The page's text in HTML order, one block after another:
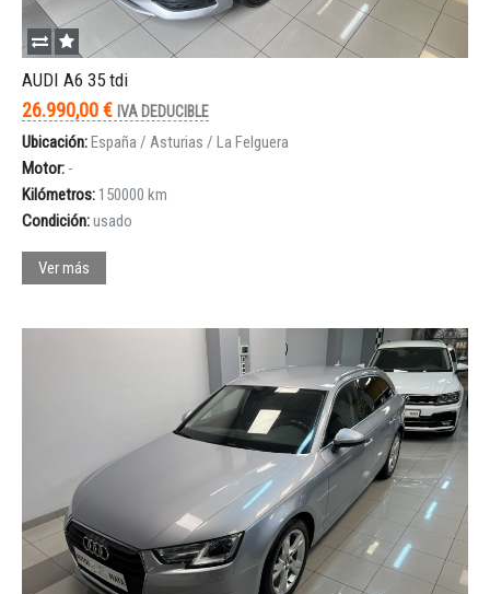
INICIAR SESIÓN
¿Ha olvidado la contraseña?
AUDI A6 35 tdi
26.990,00 € IVA DEDUCIBLE
Ubicación:España / Asturias / La Felguera
Motor: -
Kilómetros: 150000 km
Condición:usado
Ver más